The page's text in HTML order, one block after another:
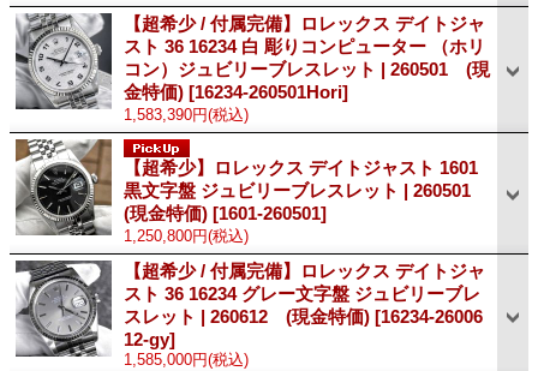
【超希少 / 付属完備】ロレックス デイトジャ
スト 36 16234 白 彫りコンピューター （ホリ
コン）ジュビリーブレスレット | 260501 (現
金特価) [16234-260501Hori]
1,583,390円(税込)
【超希少】ロレックス デイトジャスト 1601
黒文字盤 ジュビリーブレスレット | 260501
(現金特価) [1601-260501]
1,250,800円(税込)
【超希少 / 付属完備】ロレックス デイトジャ
スト 36 16234 グレー文字盤 ジュビリーブレ
スレット | 260612 (現金特価) [16234-26006
12-gy]
1,585,000円(税込)